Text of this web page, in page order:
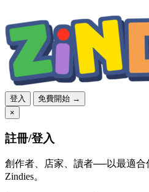
登入
免費開始 →
×
註冊/登入
創作者、店家、讀者──以最適合
Zindies。